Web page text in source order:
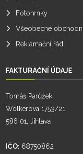
Fotohrnky
Všeobecné
Reklamační řád
FAKTURAČNÍ ÚDAJE
Tomáš Parůžek
Wolkerova 1753/21
586 01, Jihlava
IČO: 68750862